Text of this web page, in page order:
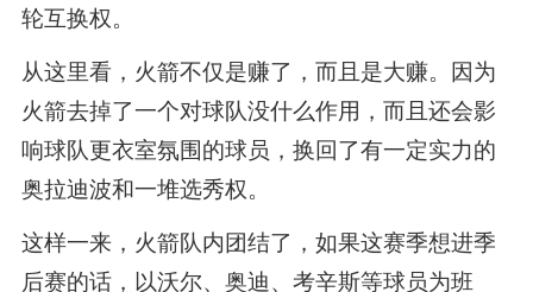
轮互换权。
从这里看，火箭不仅是赚了，而且是大赚。因为
火箭去掉了一个对球队没什么作用，而且还会影
响球队更衣室氛围的球员，换回了有一定实力的
奥拉迪波和一堆选秀权。
这样一来，火箭队内团结了，如果这赛季想进季
后赛的话，以沃尔、奥迪、考辛斯等球员为班